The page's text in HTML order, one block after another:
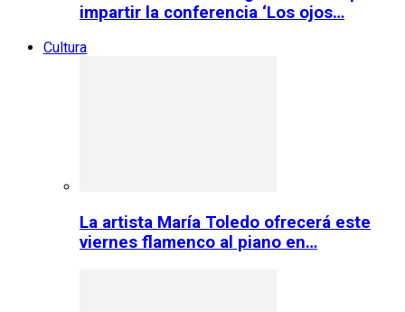
impartir la conferencia ‘Los ojos…
Cultura
La artista María Toledo ofrecerá este
viernes flamenco al piano en…